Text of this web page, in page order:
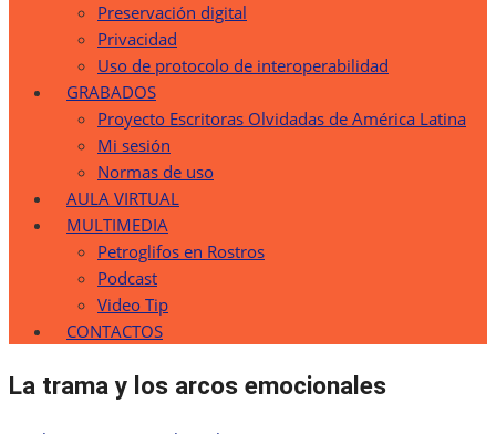
Preservación digital
Privacidad
Uso de protocolo de interoperabilidad
GRABADOS
Proyecto Escritoras Olvidadas de América Latina
Mi sesión
Normas de uso
AULA VIRTUAL
MULTIMEDIA
Petroglifos en Rostros
Podcast
Video Tip
CONTACTOS
La trama y los arcos emocionales